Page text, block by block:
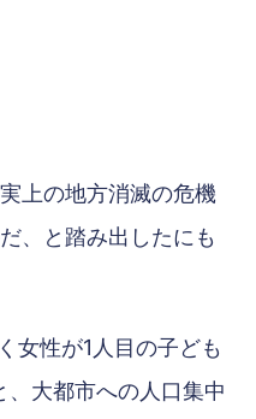
上の地方消滅の危機
、と踏み出したにも
女性が1人目の子ども
大都市への人口集中